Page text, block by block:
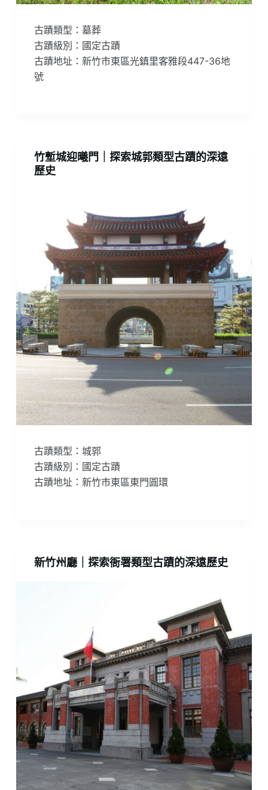
古蹟類型：墓葬
古蹟級別：國定古蹟
古蹟地址：新竹市東區光鎮里客雅段447-36地
號
竹塹城迎曦門｜探索城郭類型古蹟的深遠
歷史
古蹟類型：城郭
古蹟級別：國定古蹟
古蹟地址：新竹市東區東門圓環
新竹州廳｜探索衙署類型古蹟的深遠歷史